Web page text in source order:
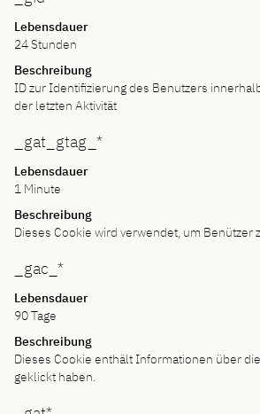
Lebensdauer
24 Stunden
Beschreibung
ID zur Identifizierung des Benutzers
der letzten Aktivität
_gat_gtag_*
Lebensdauer
1 Minute
Beschreibung
Dieses Cookie wird verwendet, um Benützer
_gac_*
Lebensdauer
90 Tage
Beschreibung
Dieses Cookie enthält Informationen über
geklickt haben.